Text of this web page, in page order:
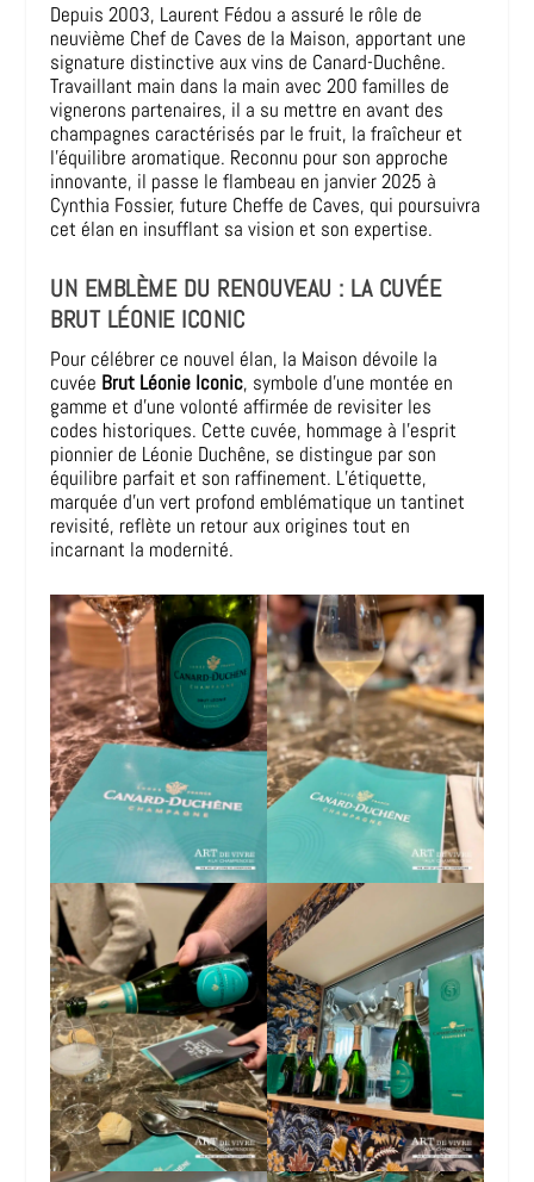
Depuis 2003, Laurent Fédou a assuré le rôle de
neuvième Chef de Caves de la Maison, apportant une
signature distinctive aux vins de Canard-Duchêne.
Travaillant main dans la main avec 200 familles de
vignerons partenaires, il a su mettre en avant des
champagnes caractérisés par le fruit, la fraîcheur et
l’équilibre aromatique. Reconnu pour son approche
innovante, il passe le flambeau en janvier 2025 à
Cynthia Fossier, future Cheffe de Caves, qui poursuivra
cet élan en insufflant sa vision et son expertise.
UN EMBLÈME DU RENOUVEAU : LA CUVÉE
BRUT LÉONIE ICONIC
Pour célébrer ce nouvel élan, la Maison dévoile la
cuvée Brut Léonie Iconic, symbole d’une montée en
gamme et d’une volonté affirmée de revisiter les
codes historiques. Cette cuvée, hommage à l’esprit
pionnier de Léonie Duchêne, se distingue par son
équilibre parfait et son raffinement. L’étiquette,
marquée d’un vert profond emblématique un tantinet
revisité, reflète un retour aux origines tout en
incarnant la modernité.